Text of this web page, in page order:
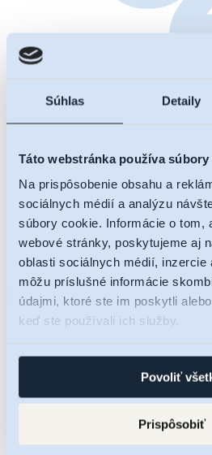
Súhlas Detaily
Táto webstránka používa súbory
Na prispôsobenie obsahu a
sociálnych médií a analýzu
súbory cookie. Informácie o tom,
webové stránky, poskytujeme aj
oblasti sociálnych médií, inzercie
môžu príslušné informácie
údajmi, ktoré ste im poskytli
keď ste používali ich služby.
Povoliť
Prispôsobiť
O projekte
Lokalita
Ponuka bytov
Cenník
Financovanie